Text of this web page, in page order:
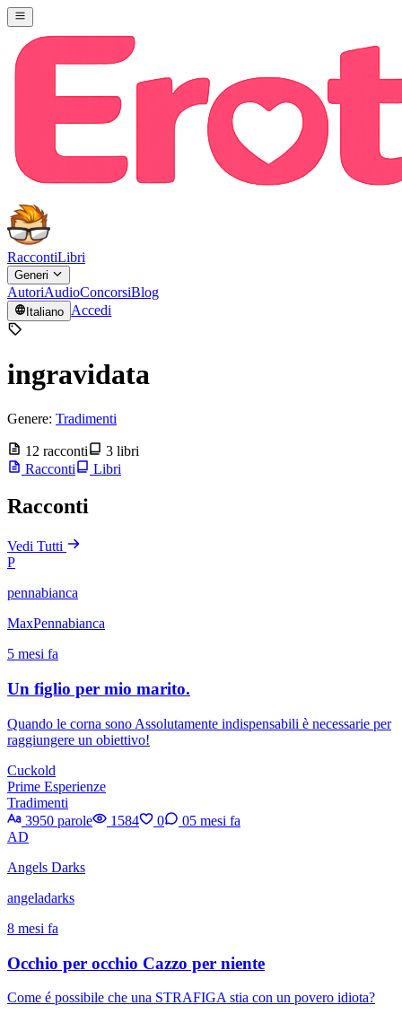
RaccontiLibri
Generi
AutoriAudioConcorsiBlog
Italiano Accedi
ingravidata
Genere: Tradimenti
12 racconti
3 libri
Racconti
Libri
Racconti
Vedi Tutti
P
pennabianca
MaxPennabianca
5 mesi fa
Un figlio per mio marito.
Quando le corna sono Assolutamente indispensabili è necessarie per
raggiungere un obiettivo!
Cuckold
Prime Esperienze
Tradimenti
3950 parole
1584 0 05 mesi fa
AD
Angels Darks
angeladarks
8 mesi fa
Occhio per occhio Cazzo per niente
Come é possibile che una STRAFIGA stia con un povero idiota?